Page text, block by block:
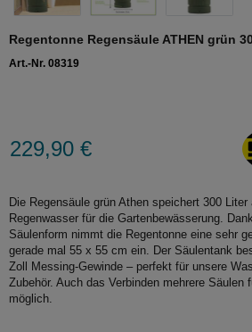
Regentonne Regensäule ATHEN grün
Art.-Nr. 08319
229,90 €
Die Regensäule grün Athen speichert 300 Liter
Regenwasser für die Gartenbewässerung.
Säulenform nimmt die Regentonne eine sehr
gerade mal 55 x 55 cm ein. Der Säulentank
Zoll Messing-Gewinde – perfekt für unsere
Zubehör. Auch das Verbinden mehrere Säulen
möglich.